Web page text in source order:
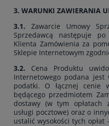
3. WARUNKI ZAWIERANIA
3.1. Zawarcie Umowy
Sprzedawcą następuje
Klienta Zamówienia za
Sklepie Internetowym
3.2. Cena Produktu
Internetowego podana jest
podatki. O łącznej cenie
będącego przedmiotem
dostawy (w tym opłatach
usługi pocztowe) oraz o
ustalić wysokości tych